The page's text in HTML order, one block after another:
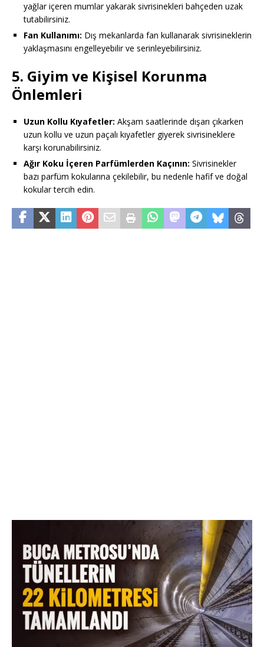
yağlar içeren mumlar yakarak sivrisinekleri bahçeden uzak
tutabilirsiniz.
Fan Kullanımı: Dış mekanlarda fan kullanarak sivrisineklerin
yaklaşmasını engelleyebilir ve serinleyebilirsiniz.
5. Giyim ve Kişisel Korunma
Önlemleri
Uzun Kollu Kıyafetler: Akşam saatlerinde dışarı çıkarken
uzun kollu ve uzun paçalı kıyafetler giyerek sivrisineklere
karşı korunabilirsiniz.
Ağır Koku İçeren Parfümlerden Kaçının: Sivrisinekler
bazı parfüm kokularına çekilebilir, bu nedenle hafif ve doğal
kokular tercih edin.